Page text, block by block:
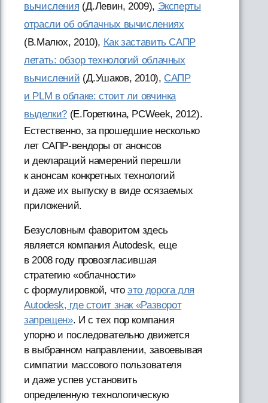
вычисления (Д.Левин, 2009), Эксперты
отрасли об облачных вычислениях
(В.Малюх, 2010), Как заставить САПР
летать: обзор технологий облачных
вычислений (Д.Ушаков, 2010), САПР
и PLM в облаке: стоит ли овчинка
выделки? (Е.Гореткина, PCWeek, 2012).
Естественно, за прошедшие несколько
лет САПР-вендоры от анонсов
и деклараций намерений перешли
к анонсам конкретных технологий
и даже их выпуску в виде осязаемых
приложений.
Безусловным фаворитом здесь
является компания Autodesk, еще
в 2008 году провозгласившая
стратегию «облачности»
с формулировкой, чтоэто дорога для
Autodesk, где стоит знак «Разворот
запрещен». И с тех пор компания
упорно и последовательно движется
в выбранном направлении, завоевывая
симпатии массового пользователя
и даже успев установить
определенную технологическую